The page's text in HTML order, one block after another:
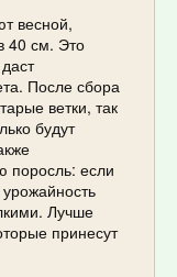
весной,
40 см. Это
После сбора
ветки, так
будут
поросль: если
Лучше
принесут